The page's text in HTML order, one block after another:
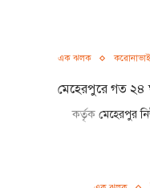
এক ঝলক
মেহেরপুরে গত ২৪
কর্তৃক মেহেরপুর